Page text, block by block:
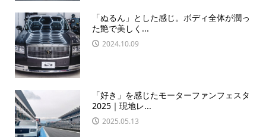
「ぬるん」とした感じ。ボディ全体が潤っ
た艶で美しく...
2024.10.09
「好き」を感じたモーターファンフェスタ
2025｜現地レ...
2025.05.13